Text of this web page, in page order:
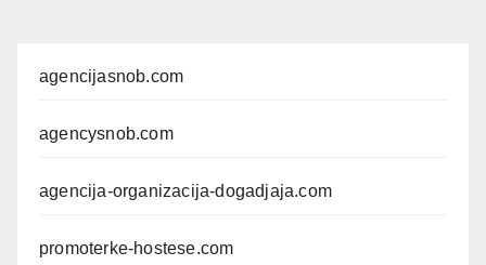
agencijasnob.com
agencysnob.com
agencija-organizacija-dogadjaja.com
promoterke-hostese.com